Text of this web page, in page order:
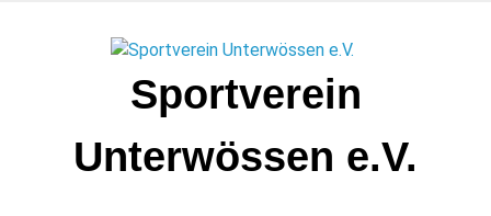
Sportverein
Unterwössen e.V.